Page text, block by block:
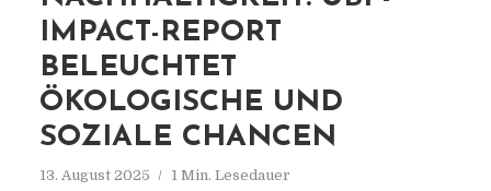
IMPACT-REPORT
BELEUCHTET
ÖKOLOGISCHE UND
SOZIALE CHANCEN
13. August 2025 1 Min. Lesedauer